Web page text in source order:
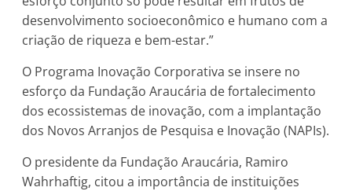
desenvolvimento socioeconômico e humano com a
criação de riqueza e bem-estar.”
O Programa Inovação Corporativa se insere no
esforço da Fundação Araucária de fortalecimento
dos ecossistemas de inovação, com a implantação
dos Novos Arranjos de Pesquisa e Inovação (NAPIs).
O presidente da Fundação Araucária, Ramiro
Wahrhaftig, citou a importância de instituições